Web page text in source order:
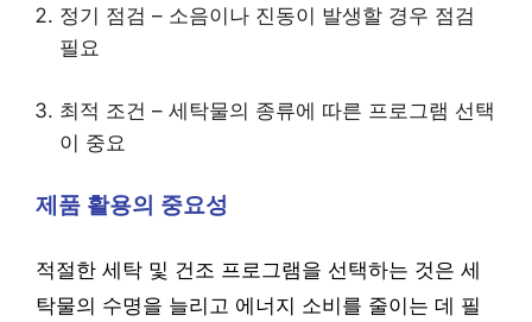
정기 점검 – 소음이나 진동이 발생할 경우 점검
필요
최적 조건 – 세탁물의 종류에 따른 프로그램 선택
이 중요
제품 활용의 중요성
적절한 세탁 및 건조 프로그램을 선택하는 것은 세
탁물의 수명을 늘리고 에너지 소비를 줄이는 데 필